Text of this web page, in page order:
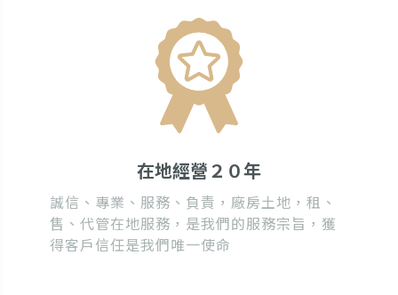
在地經營２０年
誠信、專業、服務、負責，廠房土地，租、
售、代管在地服務，是我們的服務宗旨，獲
得客戶信任是我們唯一使命